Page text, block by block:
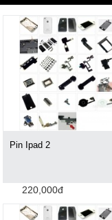
Pin Ipad 2
220,000đ